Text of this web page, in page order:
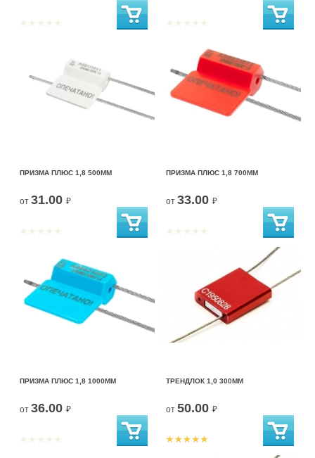
ПРИЗМА ПЛЮС 1,8 500ММ
от 31.00 ₽
ПРИЗМА ПЛЮС 1,8 700ММ
от 33.00 ₽
ПРИЗМА ПЛЮС 1,8 1000ММ
от 36.00 ₽
ТРЕНДЛОК 1,0 300ММ
от 50.00 ₽